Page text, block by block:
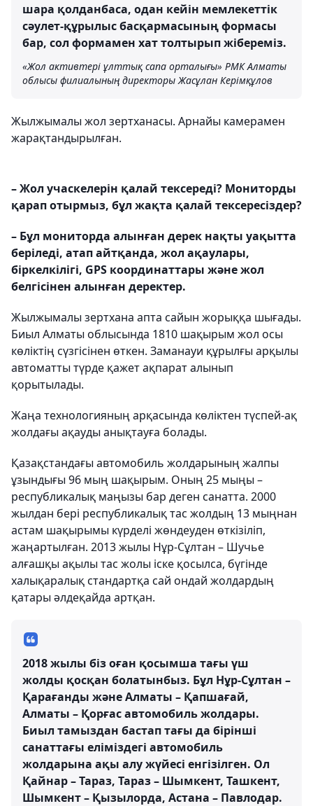
шара қолданбаса, одан кейін мемлекеттік
сәулет-құрылыс басқармасының формасы
бар, сол формамен хат толтырып жібереміз.
«Жол активтері ұлттық сапа орталығы» РМК Алматы
облысы филиалының директоры Жасұлан Керімқұлов
Жылжымалы жол зертханасы. Арнайы камерамен
жарақтандырылған.
– Жол учаскелерін қалай тексереді? Мониторды
қарап отырмыз, бұл жақта қалай тексересіздер?
– Бұл мониторда алынған дерек нақты уақытта
беріледі, атап айтқанда, жол ақаулары,
біркелкілігі, GPS координаттары және жол
белгісінен алынған деректер.
Жылжымалы зертхана апта сайын жорыққа шығады.
Биыл Алматы облысында 1810 шақырым жол осы
көліктің сүзгісінен өткен. Заманауи құрылғы арқылы
автоматты түрде қажет ақпарат алынып
қорытылады.
Жаңа технологияның арқасында көліктен түспей-ақ
жолдағы ақауды анықтауға болады.
Қазақстандағы автомобиль жолдарының жалпы
ұзындығы 96 мың шақырым. Оның 25 мыңы –
республикалық маңызы бар деген санатта. 2000
жылдан бері республикалық тас жолдың 13 мыңнан
астам шақырымы күрделі жөндеуден өткізіліп,
жаңартылған. 2013 жылы Нұр-Сұлтан – Шучье
алғашқы ақылы тас жолы іске қосылса, бүгінде
халықаралық стандартқа сай ондай жолдардың
қатары әлдеқайда артқан.
2018 жылы біз оған қосымша тағы үш
жолды қосқан болатынбыз. Бұл Нұр-Сұлтан –
Қарағанды және Алматы – Қапшағай,
Алматы – Қорғас автомобиль жолдары.
Биыл тамыздан бастап тағы да бірінші
санаттағы еліміздегі автомобиль
жолдарына ақы алу жүйесі енгізілген. Ол
Қайнар – Тараз, Тараз – Шымкент, Ташкент,
Шымкент – Қызылорда, Астана – Павлодар.